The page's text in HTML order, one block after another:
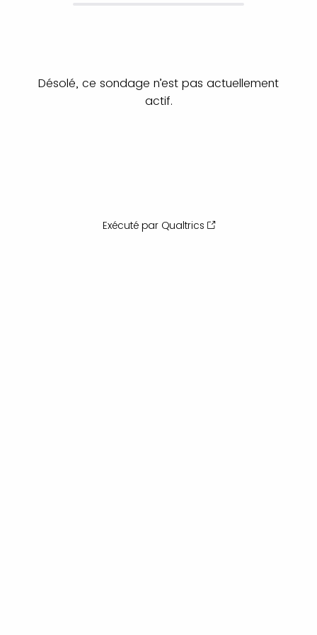
Désolé, ce sondage n’est pas actuellement
actif.
Exécuté par Qualtrics